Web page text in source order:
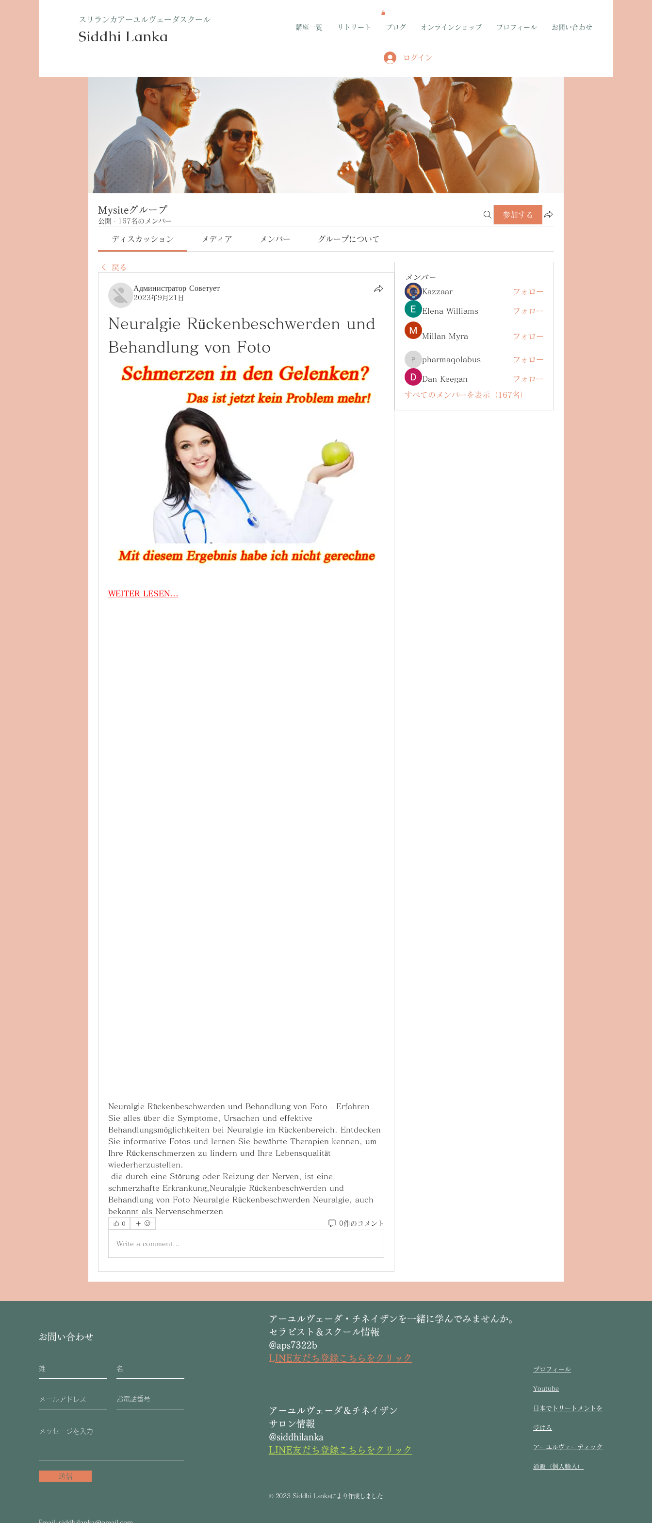
​スリランカアーユルヴェーダスクール
Siddhi Lanka​ 講座一覧 リトリート ブログ オンラインショップ プロフィール お問い合わせ
ログイン
Mysiteグループ
公開 · 167名のメンバー
参加する
ディスカッション メディア メンバー グループについて
戻る
Администратор Советует
2023年9月21日
Neuralgie Rückenbeschwerden und
Behandlung von Foto
WEITER LESEN...
Neuralgie Rückenbeschwerden und Behandlung von Foto - Erfahren
Sie alles über die Symptome, Ursachen und effektive
Behandlungsmöglichkeiten bei Neuralgie im Rückenbereich. Entdecken
Sie informative Fotos und lernen Sie bewährte Therapien kennen, um
Ihre Rückenschmerzen zu lindern und Ihre Lebensqualität
wiederherzustellen.
schmerzhafte Erkrankung,Neuralgie Rückenbeschwerden und
Behandlung von Foto Neuralgie Rückenbeschwerden Neuralgie, auch
bekannt als Nervenschmerzen
0 0件のコメント
Write a comment...
メンバー
Kazzaar
フォロー
Elena Williams フォロー
Millan Myra フォロー
pharmaqolabus
pharmaqolabus フォロー
Dan Keegan フォロー
すべてのメンバーを表示（167名）
お問い合わせ
送信
​アーユルヴェーダ・チネイザンを一緒に学んでみませんか。
セラピスト＆スクール情報
@aps7322b
L INE友だち登録こちらをクリック
​アーユルヴェーダ＆チネイザン
サロン情報
@siddhilanka
LINE友だち登録こちらをクリック
©2023 Siddhi Lankaにより作成しました
プロフィール
Youtube
​日本でトリートメントを
受ける​
アーユルヴェーディック
通販（個人輸入）